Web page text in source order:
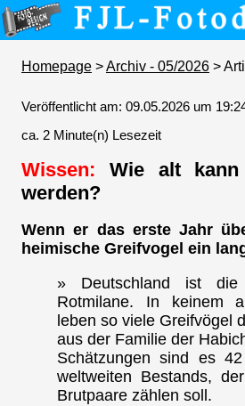
Homepage >Archiv - 05/2026 >
Veröffentlicht am: 09.05.2026 um
ca. 2 Minute(n) Lesezeit
Wissen: Wie alt
werden?
Wenn er das erste Jahr
heimische Greifvogel ein
» Deutschland ist
Rotmilane. In keinem
leben so viele Greifvögel
aus der Familie der
Schätzungen sind es
weltweiten Bestands,
Brutpaare zählen soll.